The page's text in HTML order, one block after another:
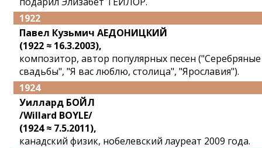
1922
Павел Кузьмич АЕДОНИЦКИЙ
(1922 ≈ 16.3.2003),
композитор, автор популярных песен ("Серебряные
свадьбы", "Я вас люблю, столица", "Ярославия").
1924
Уиллард БОЙЛ
/Willard BOYLE/
(1924 ≈ 7.5.2011),
канадский физик, нобелевский лауреат 2009 года.